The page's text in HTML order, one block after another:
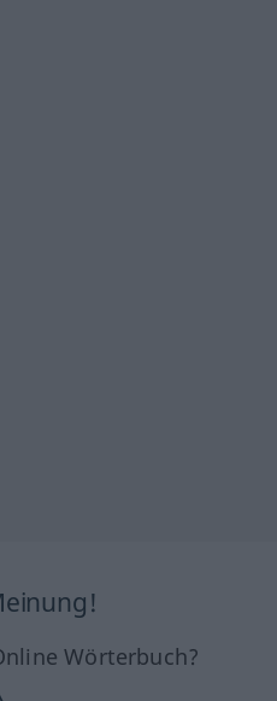
Wörterbuch?